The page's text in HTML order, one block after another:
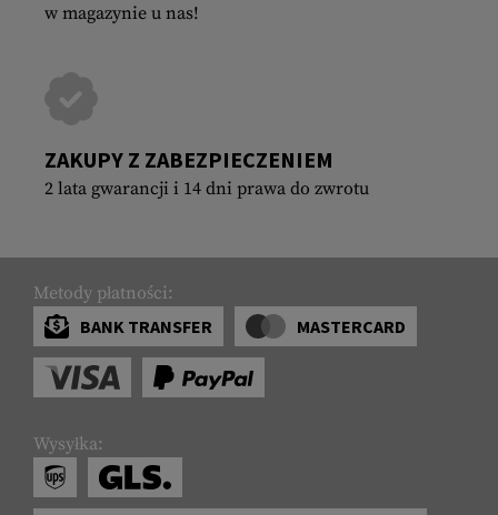
w magazynie u nas!
ZAKUPY Z ZABEZPIECZENIEM
2 lata gwarancji i 14 dni prawa do zwrotu
Metody płatności:
BANK TRANSFER
MASTERCARD
Wysyłka: